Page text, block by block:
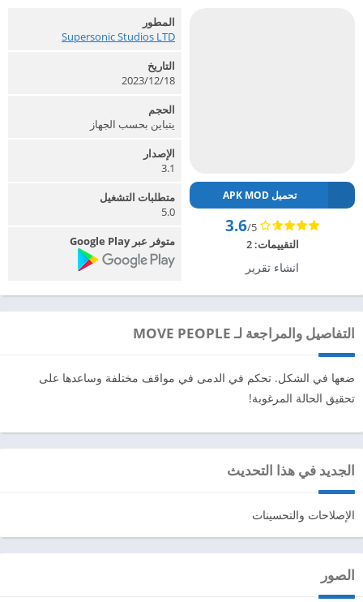
تحميل APK MOD
3.6/5
التقييمات:2
انشاء تقرير
المطور
Supersonic Studios LTD‏
التاريخ
2023/12/18
الحجم
يتباين بحسب الجهاز
الإصدار
3.1
متطلبات التشغيل
5.0
متوفر عبر Google Play
التفاصيل والمراجعة لـ MOVE PEOPLE
ضعها في الشكل. تحكم في الدمى في مواقف مختلفة وساعدها على
تحقيق الحالة المرغوبة!
الجديد في هذا التحديث
الإصلاحات والتحسينات
الصور